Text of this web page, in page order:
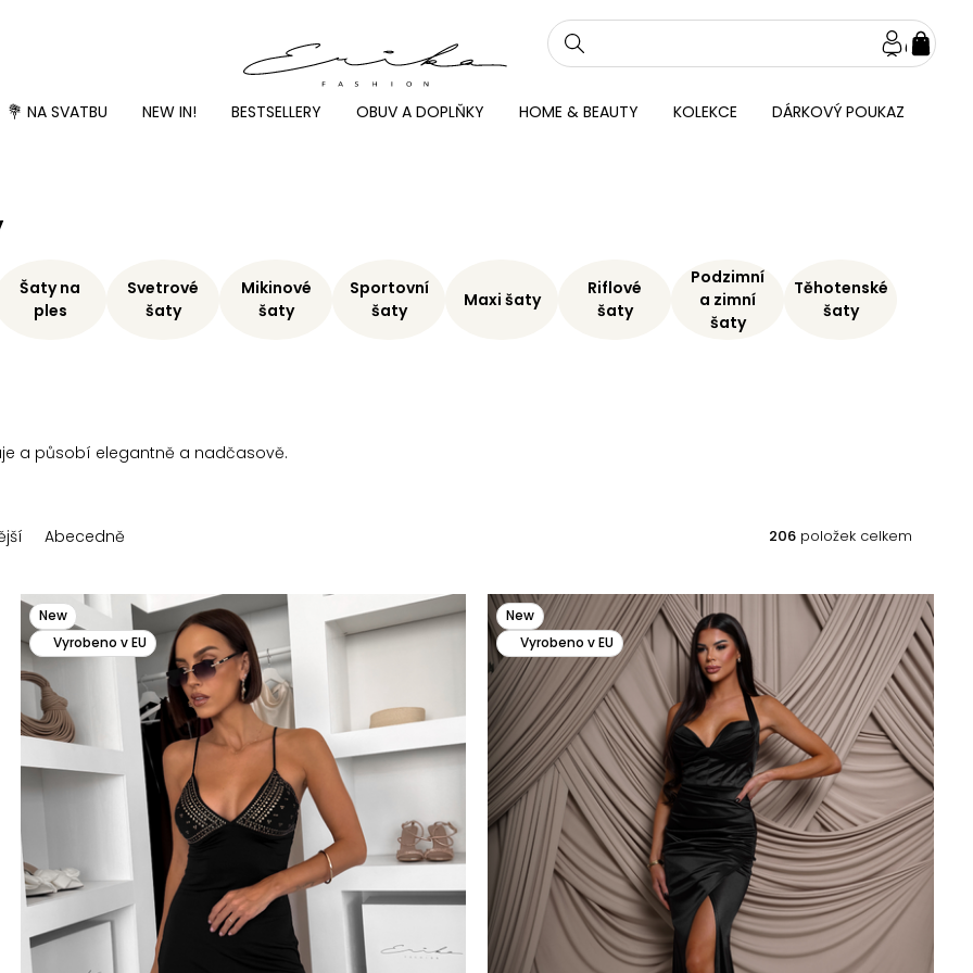
💐 NA SVATBU NEW IN! BESTSELLERY OBUV A DOPLŇKY HOME & BEAUTY KOLEKCE DÁRKOVÝ POUKAZ
a působí elegantně a nadčasově.
Šaty na
ples
Svetrové
šaty
Mikinové
šaty
Sportovní
šaty
Maxi šaty
Riflové
šaty
Podzimní
a zimní
šaty
Těhotenské
šaty
Abecedně 206 položek celkem
New
Vyrobeno v EU
New
Vyrobeno v EU